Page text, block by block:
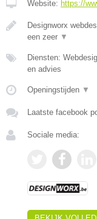
Website: https://
Designworx
een zeer ▼
Diensten:
en advies
Openingstijden ▼
Laatste facebook
Sociale media: